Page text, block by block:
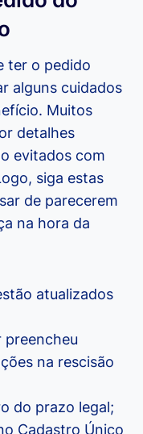
ter o pedido
alguns cuidados
Muitos
detalhes
evitados com
siga estas
de parecerem
na hora da
atualizados
preencheu
na rescisão
do prazo legal;
Cadastro Único